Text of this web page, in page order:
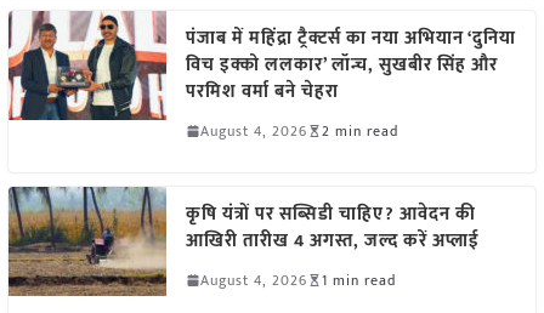
पंजाब में महिंद्रा ट्रैक्टर्स का नया अभियान ‘दुनिया
विच इक्को ललकार’ लॉन्च, सुखबीर सिंह और
परमिश वर्मा बने चेहरा
August 4, 2026 2 min read
कृषि यंत्रों पर सब्सिडी चाहिए? आवेदन की
आखिरी तारीख 4 अगस्त, जल्द करें अप्लाई
August 4, 2026 1 min read